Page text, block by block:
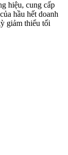
hiệu, cung cấp
hầu hết doanh
giảm thiểu tối